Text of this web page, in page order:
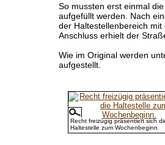
So mussten erst einmal
aufgefüllt werden. Nach
der Haltestellenbereich
Anschluss erhielt der
Wie im Original werden
aufgestellt.
Recht freizügig präsentiert sich
Haltestelle zum Wochenbeginn.